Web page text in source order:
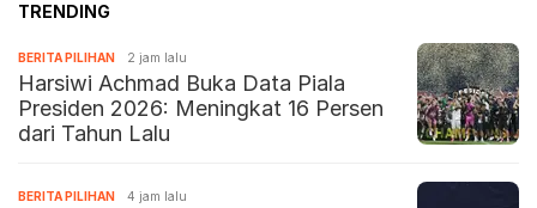
TRENDING
BERITA PILIHAN 2 jam lalu
Harsiwi Achmad Buka Data Piala
Presiden 2026: Meningkat 16 Persen
dari Tahun Lalu
BERITA PILIHAN 4 jam lalu